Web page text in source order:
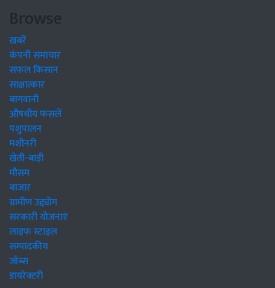
Browse
खबरें
कंपनी समाचार
सफल किसान
साक्षात्कार
बागवानी
औषधीय फसलें
पशुपालन
मशीनरी
खेती-बाड़ी
मौसम
बाजार
ग्रामीण उद्द्योग
सरकारी योजनाएं
लाइफ स्टाइल
सम्पादकीय
जॉब्स
डायरेक्टरी